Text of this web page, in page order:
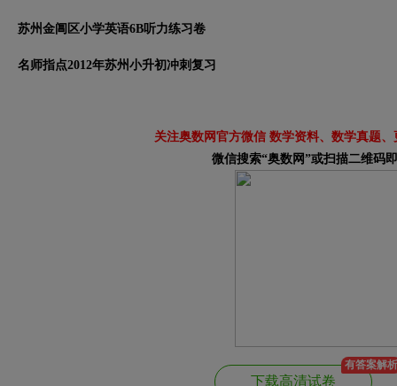
苏州金阊区小学英语6B听力练习卷
名师指点2012年苏州小升初冲刺复习
关注奥数网官方微信 数学资料、数学真题
微信搜索“奥数网”或扫描二维码
下载高清试卷
有答案解析